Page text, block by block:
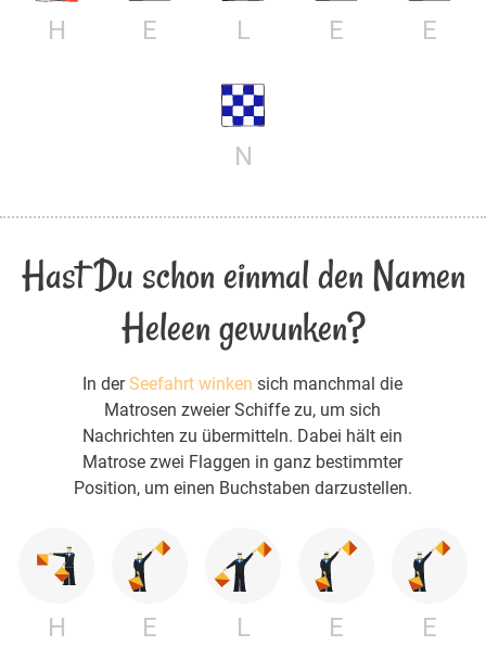
H E L E E
N
Hast Du schon einmal den Namen
Heleen gewunken?
In derSeefahrt winken sich manchmal die
Matrosen zweier Schiffe zu, um sich
Nachrichten zu übermitteln. Dabei hält ein
Matrose zwei Flaggen in ganz bestimmter
Position, um einen Buchstaben darzustellen.
H E L E E